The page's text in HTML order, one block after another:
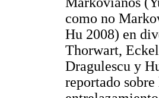
como no
Hu 2008) en
Thorwart,
Dragulescu y
reportado